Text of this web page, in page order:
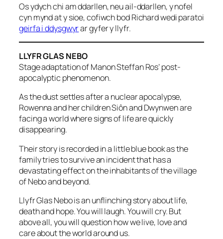
Os ydych chi am ddarllen, neu ail-ddarllen, y nofel
cyn mynd at y sioe, cofiwch bod Richard wedi paratoi
geirfa i ddysgwyrar gyfer y llyfr.
LLYFR GLAS NEBO
Stage adaptation of Manon Steffan Ros’ post-
apocalyptic phenomenon.
As the dust settles after a nuclear apocalypse,
Rowenna and her children Siôn and Dwynwen are
facing a world where signs of life are quickly
disappearing.
Their story is recorded in a little blue book as the
family tries to survive an incident that has a
devastating effect on the inhabitants of the village
of Nebo and beyond.
Llyfr Glas Nebo is an unflinching story about life,
death and hope. You will laugh. You will cry. But
above all, you will question how we live, love and
care about the world around us.